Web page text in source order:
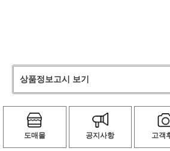
상품정보고시 보기
도매몰 공지사항 고객